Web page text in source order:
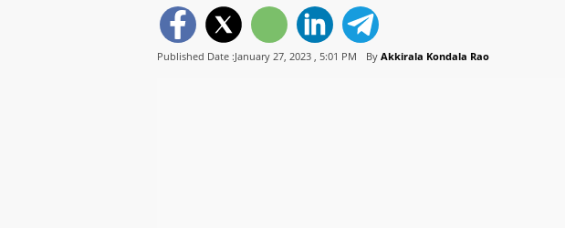
Published Date :January 27, 2023 , 5:01 PM By Akkirala Kondala Rao